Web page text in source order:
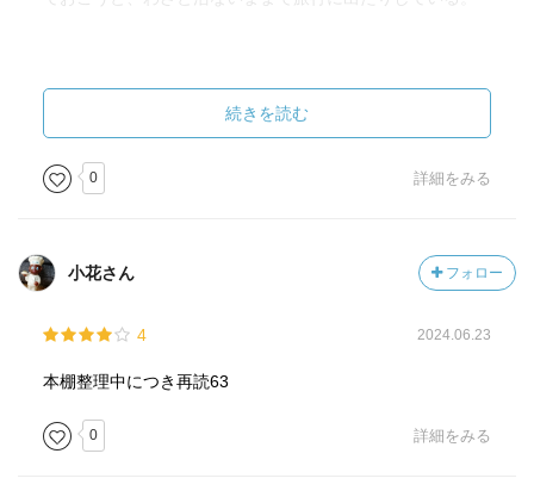
短気ですぐ手を上げる先生もいたし、えこひいきをする先
生もいた。鼻をたらした少し頭の弱い生徒に意地の悪い先
生もいた。
だが、私たちは先生を尊敬していた。
からであろう。
今は、先生よりもっと知っている人がたくさんいる。
ど物知りでなく、掃除洗濯に追われて不勉強だったから、
ひたすら先生を立てていた。すこしぐらい先生が間違えて
先生を偉いと思い、電話口で被りものを取って正座するの
は、私たちの世代でお仕舞いなのであろう。
続きを読む
0 詳細をみる
小花さん フォロー
4 2024.06.23
本棚整理中につき再読63
0 詳細をみる